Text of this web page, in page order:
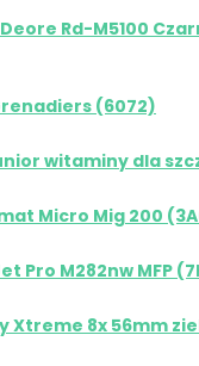
Rd-M5100
(6072)
witaminy dla
Micro Mig 200
Pro M282nw MFP
Xtreme 8x 56mm